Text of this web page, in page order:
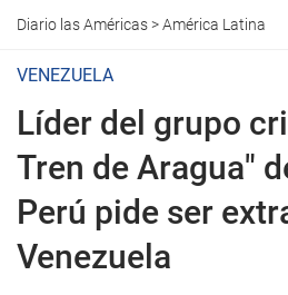
Diario las Américas>América Latina
VENEZUELA
Líder del grupo
Tren de Aragua"
Perú pide ser
Venezuela